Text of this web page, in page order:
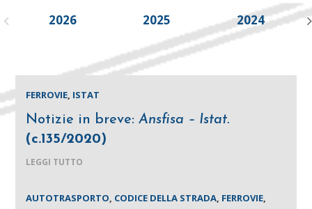
2026 2025 2024
FERROVIE, ISTAT
Notizie in breve:Ansfisa – Istat.
(c.135/2020)
LEGGI TUTTO
AUTOTRASPORTO, CODICE DELLA STRADA, FERROVIE,